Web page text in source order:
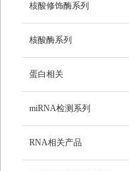
核酸修饰酶系列
核酸酶系列
蛋白相关
miRNA检测系列
RNA相关产品